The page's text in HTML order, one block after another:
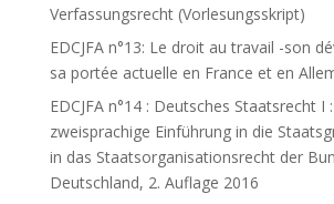
Verfassungsrecht (Vorlesungsskript)
EDCJFA n°13: Le droit au travail -son
sa portée actuelle en France et en
EDCJFA n°14 : Deutsches Staatsrecht I
zweisprachige Einführung in die
in das Staatsorganisationsrecht der
Deutschland, 2. Auflage 2016